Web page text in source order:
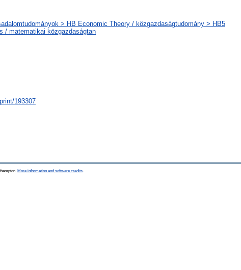
> HB Economic Theory / közgazdaságtudomány > HB5
/ matematikai közgazdaságtan
193307
More information and software credits